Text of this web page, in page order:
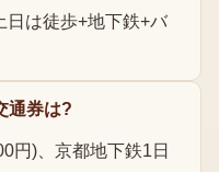
日は徒歩+地下鉄+バ
通券は?
円)、京都地下鉄1日